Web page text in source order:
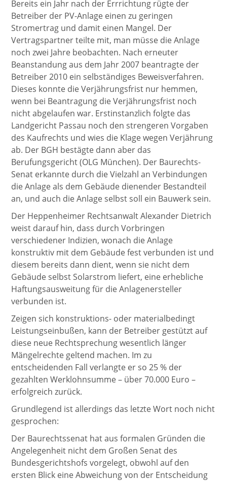
Bereits ein Jahr nach der Errrichtung rügte der
Betreiber der PV-Anlage einen zu geringen
Stromertrag und damit einen Mangel. Der
Vertragspartner teilte mit, man müsse die Anlage
noch zwei Jahre beobachten. Nach erneuter
Beanstandung aus dem Jahr 2007 beantragte der
Betreiber 2010 ein selbständiges Beweisverfahren.
Dieses konnte die Verjährungsfrist nur hemmen,
wenn bei Beantragung die Verjährungsfrist noch
nicht abgelaufen war. Erstinstanzlich folgte das
Landgericht Passau noch den strengeren Vorgaben
des Kaufrechts und wies die Klage wegen Verjährung
ab. Der BGH bestägte dann aber das
Berufungsgericht (OLG München). Der Baurechts-
Senat erkannte durch die Vielzahl an Verbindungen
die Anlage als dem Gebäude dienender Bestandteil
an, und auch die Anlage selbst soll ein Bauwerk sein.
Der Heppenheimer Rechtsanwalt Alexander Dietrich
weist darauf hin, dass durch Vorbringen
verschiedener Indizien, wonach die Anlage
konstruktiv mit dem Gebäude fest verbunden ist und
diesem bereits dann dient, wenn sie nicht dem
Gebäude selbst Solarstrom liefert, eine erhebliche
Haftungsausweitung für die Anlagenersteller
verbunden ist.
Zeigen sich konstruktions- oder materialbedingt
Leistungseinbußen, kann der Betreiber gestützt auf
diese neue Rechtsprechung wesentlich länger
Mängelrechte geltend machen. Im zu
entscheidenden Fall verlangte er so 25 % der
gezahlten Werklohnsumme – über 70.000 Euro –
erfolgreich zurück.
Grundlegend ist allerdings das letzte Wort noch nicht
gesprochen:
Der Baurechtssenat hat aus formalen Gründen die
Angelegenheit nicht dem Großen Senat des
Bundesgerichtshofs vorgelegt, obwohl auf den
ersten Blick eine Abweichung von der Entscheidung